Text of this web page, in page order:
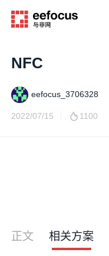
NFC
eefocus_3706328
2022/07/15 1100
正文 相关方案